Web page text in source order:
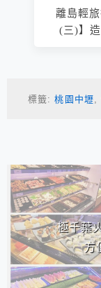
離島輕
(三)】
標籤:桃園中壢 ,
相連文章
極千葉
方